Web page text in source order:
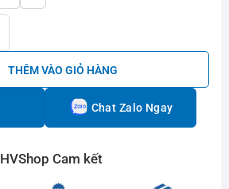
THÊM VÀO GIỎ HÀNG
Chat Zalo Ngay
HVShop Cam kết